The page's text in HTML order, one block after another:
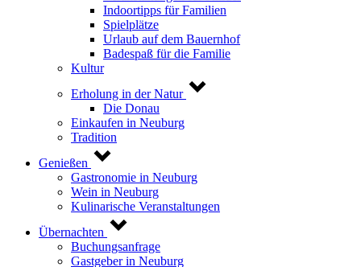
Indoortipps für Familien
Spielplätze
Urlaub auf dem Bauernhof
Badespaß für die Familie
Kultur
Erholung in der Natur
Die Donau
Einkaufen in Neuburg
Tradition
Genießen
Gastronomie in Neuburg
Wein in Neuburg
Kulinarische Veranstaltungen
Übernachten
Buchungsanfrage
Gastgeber in Neuburg